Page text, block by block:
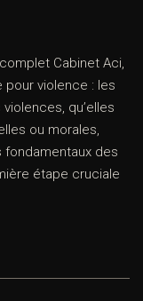
Cabinet Aci,
pour violence : les
qu’elles
ou morales,
des
étape cruciale